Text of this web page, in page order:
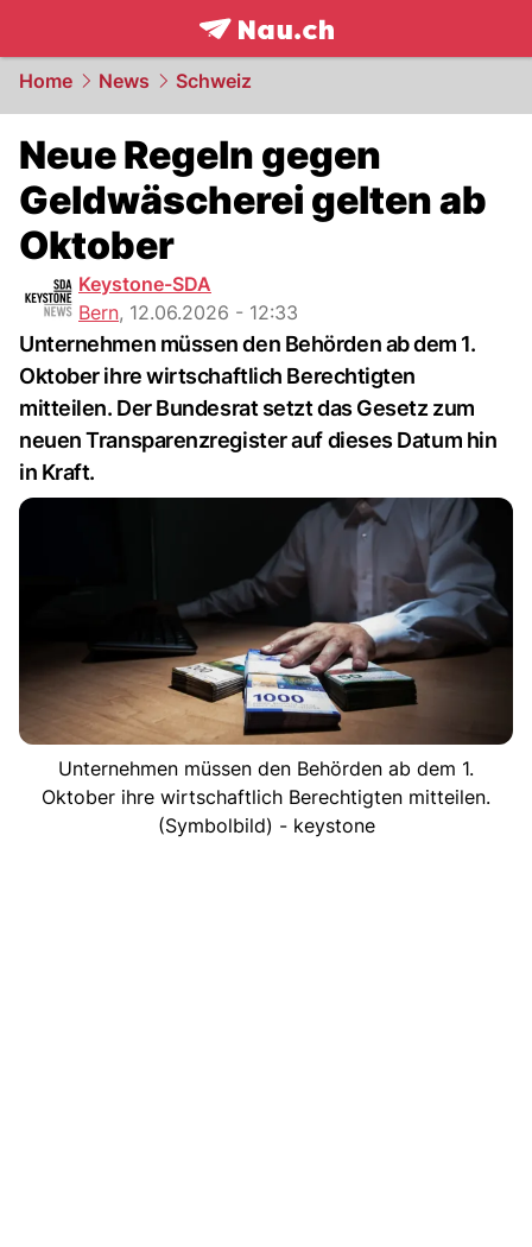
frontpage.NAU.ch
Home News Schweiz
Neue Regeln gegen
Geldwäscherei gelten ab
Oktober
Keystone-SDA
Bern, 12.06.2026 - 12:33
Unternehmen müssen den Behörden ab dem 1.
Oktober ihre wirtschaftlich Berechtigten
mitteilen. Der Bundesrat setzt das Gesetz zum
neuen Transparenzregister auf dieses Datum hin
in Kraft.
Unternehmen müssen den Behörden ab dem 1.
Oktober ihre wirtschaftlich Berechtigten mitteilen.
(Symbolbild) - keystone